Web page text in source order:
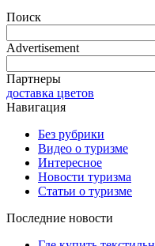
Поиск
Advertisement
Партнеры
доставка цветов
Навигация
Без рубрики
Видео о туризме
Интересное
Новости туризма
Статьи о туризме
Последние новости